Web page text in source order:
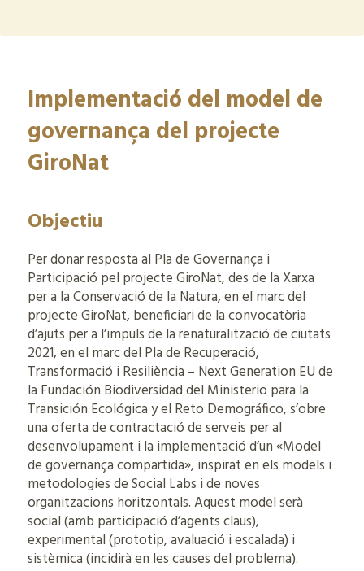
Implementació del model de
governança del projecte
GiroNat
Objectiu
Per donar resposta al Pla de Governança i
Participació pel projecte GiroNat, des de la Xarxa
per a la Conservació de la Natura, en el marc del
projecte GiroNat, beneficiari de la convocatòria
d’ajuts per a l’impuls de la renaturalització de ciutats
2021, en el marc del Pla de Recuperació,
Transformació i Resiliència – Next Generation EU de
la Fundación Biodiversidad del Ministerio para la
Transición Ecológica y el Reto Demográfico, s’obre
una oferta de contractació de serveis per al
desenvolupament i la implementació d’un «Model
de governança compartida», inspirat en els models i
metodologies de Social Labs i de noves
organitzacions horitzontals. Aquest model serà
social (amb participació d’agents claus),
experimental (prototip, avaluació i escalada) i
sistèmica (incidirà en les causes del problema).